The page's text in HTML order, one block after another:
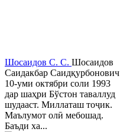
Шосаидов С. С. Шосаидов
Саидакбар Саидқурбонович
10-уми октябри соли 1993
дар шаҳри Бўстон таваллуд
шудааст. Миллаташ тоҷик.
Маълумот олӣ мебошад.
Баъди ха...